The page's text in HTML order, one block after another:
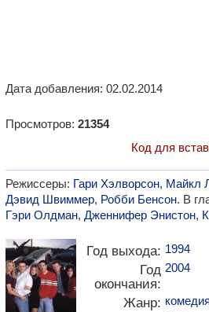
Дата добавления: 02.02.2014
Просмотров: 21354
Код для
Режиссеры: Гари Хэлворсон, Майкл
Дэвид Швиммер, Робби Бенсон. В
Гэри Олдман, Дженнифер Энистон,
Год выхода: 1994
Год
окончания:
2004
Жанр: комедия